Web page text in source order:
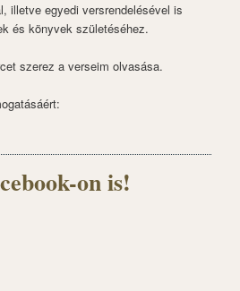
illetve egyedi versrendelésével is
és könyvek születéséhez.
szerez a verseim olvasása.
on is!